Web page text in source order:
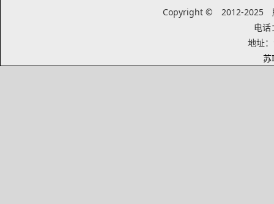
Copyright © 2012-2025
电话
地址
苏